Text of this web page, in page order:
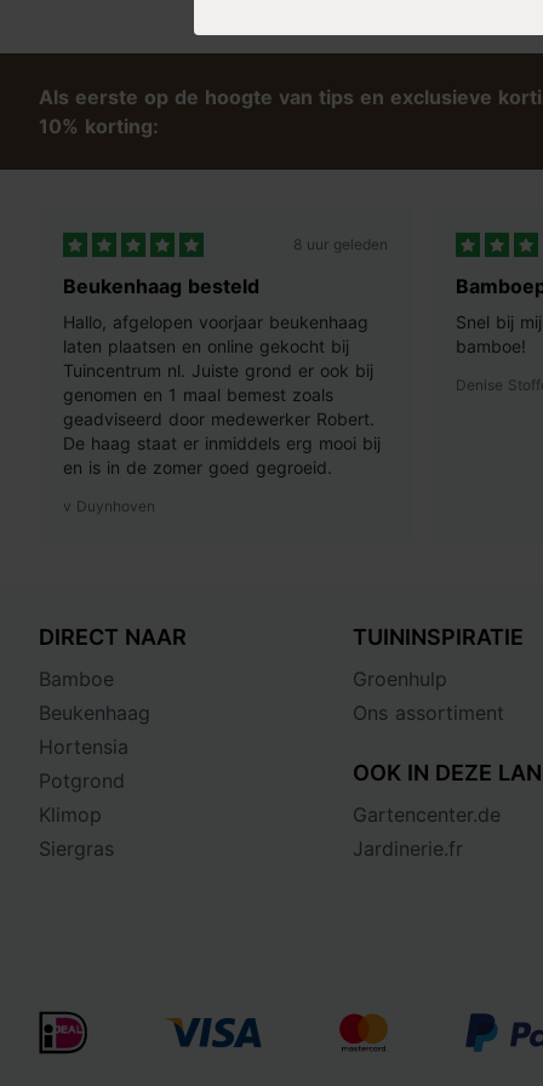
: met een beetje groene zeep, lauw water en een zachte
antraciet makkelijk te reinigen.
Als eerste op de hoogte van tips en exclusieve
10% korting:
8 uur geleden
Beukenhaag besteld
Hallo, afgelopen voorjaar beukenhaag
laten plaatsen en online gekocht bij
Tuincentrum nl. Juiste grond er ook bij
genomen en 1 maal bemest zoals
geadviseerd door medewerker Robert.
De haag staat er inmiddels erg mooi bij
en is in de zomer goed gegroeid.
v Duynhoven
Snel bij
bamboe!
Denise
DIRECT NAAR
Bamboe
Beukenhaag
Hortensia
Potgrond
Klimop
Siergras
TUININSPIRATIE
Groenhulp
Ons assortiment
OOK IN DEZE
Gartencenter.de
Jardinerie.fr